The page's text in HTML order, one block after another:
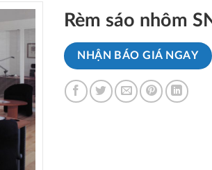
Rèm sáo nhôm
NHẬN BÁO GIÁ NGAY